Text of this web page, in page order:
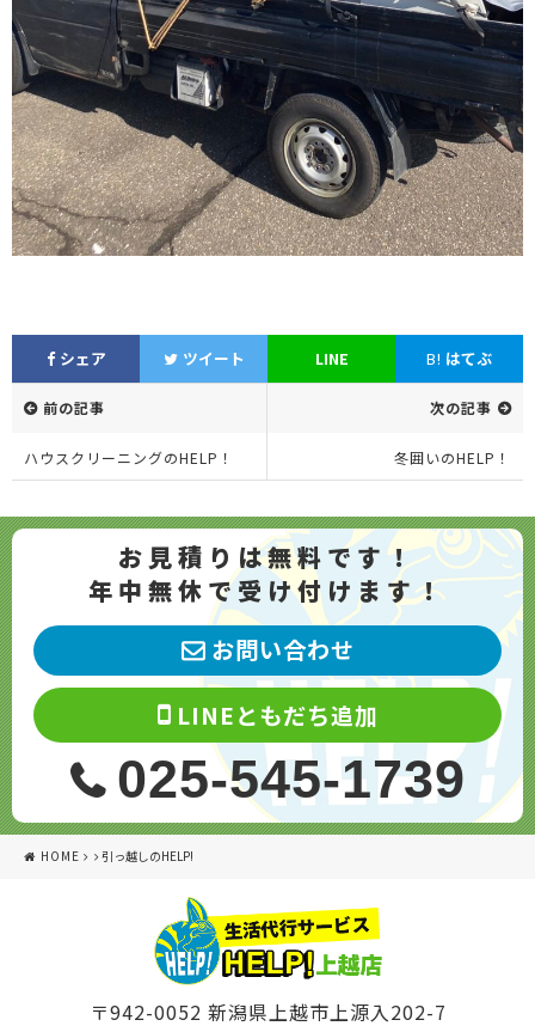
シェア ツイート LINE B! はてぶ
前の記事
ハウスクリーニングのHELP！
次の記事
冬囲いのHELP！
お見積りは無料です！
年中無休で受け付けます！
お問い合わせ
LINEともだち追加
025-545-1739
HOME 引っ越しのHELP!
〒942-0052 新潟県上越市上源入202-7